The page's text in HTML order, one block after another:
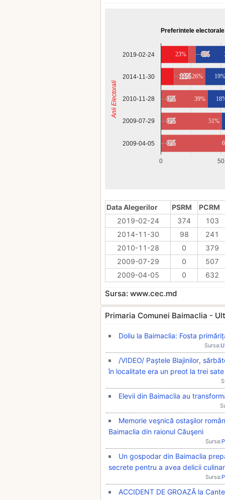
Preferintele
0 50
2019-02-24
2014-11-30
2010-11-28
2009-07-29
2009-04-05
23%
11%
11%
0%
0%
0%
0%
0%
0%
6%
6%
26%
39%
51%
19%
Anii Electorali
Data Alegerilor PSRM
PCRM
2019-02-24
374
103
2014-11-30
98
241
2010-11-28
0
379
2009-07-29
0
507
2009-04-05
0 632
Sursa: www.cec.md
Primaria Comunei Baimaclia -
Doliu la Baimaclia: Fosta
Sursa:
/VIDEO/ Paștele Blajinilor,
în localitate era un preot la trei sate
Elevii din Baimaclia au
Memorie veşnică ostaşilor
Baimaclia din raionul Căuşeni
Sursa:
Un gospodar din Baimaclia
secrete pentru a avea delicii
Sursa:
ACCIDENT DE GROAZĂ la